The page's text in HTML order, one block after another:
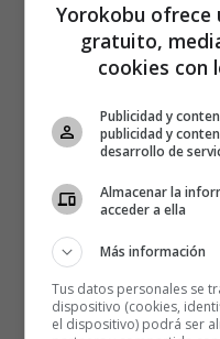
Yorokobu ofrece
gratuito,
cookies con
Publicidad y
publicidad y
desarrollo de
Almacenar la
acceder a ella
Más información
Tus datos personales se
dispositivo (cookies,
el dispositivo) podrá ser